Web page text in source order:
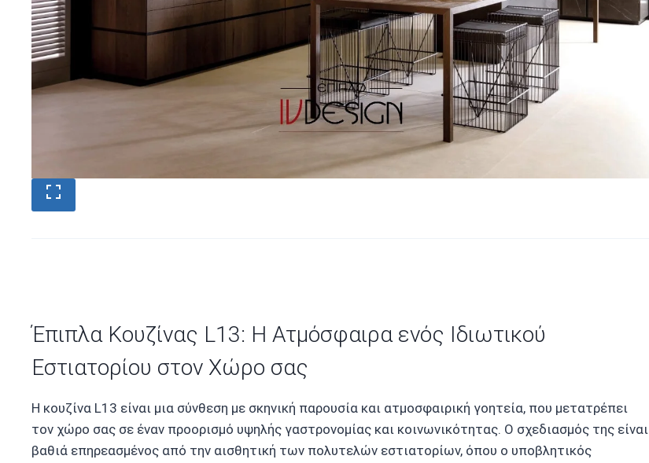
Έπιπλα Κουζίνας L13: Η Ατμόσφαιρα ενός Ιδιωτικού
Εστιατορίου στον Χώρο σας
Η κουζίνα L13 είναι μια σύνθεση με σκηνική παρουσία και ατμοσφαιρική γοητεία, που μετατρέπει
τον χώρο σας σε έναν προορισμό υψηλής γαστρονομίας και κοινωνικότητας. Ο σχεδιασμός της είναι
βαθιά επηρεασμένος από την αισθητική των πολυτελών εστιατορίων, όπου ο υποβλητικός